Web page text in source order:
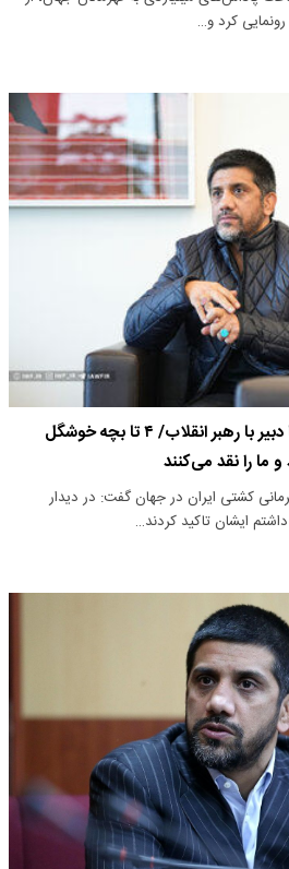
کرد و…
ماجرای دیدار خصوصی علیرضا دبیر با رهبر انقلاب/ ۴ تا بچه خوشگل
ما را نقد می‌کنند
کشتی ایران در جهان گفت: در دیدار
ایشان تاکید کردند…